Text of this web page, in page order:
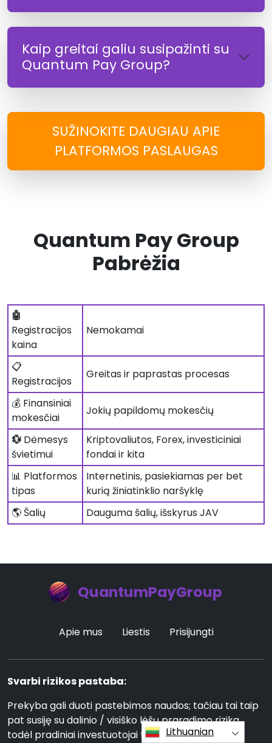
Kaip greitai galiu susipažinti su
Quantum Pay Group?
SUŽINOKITE DAUGIAU APIE
PLATFORMOS PASLAUGAS
Quantum Pay Group
Pabrėžia
🤖
Registracijos
kaina
Nemokamai
📋
Registracijos
Greitas ir paprastas procesas
💰 Finansiniai
mokesčiai
Jokių papildomų mokesčių
💱 Dėmesys
švietimui
Kriptovaliutos, Forex, investiciniai
fondai ir kita
📊 Platformos
tipas
Internetinis, pasiekiamas per bet
kurią žiniatinklio naršyklę
🌎 Šalių
Dauguma šalių, išskyrus JAV
QuantumPayGroup
Apie mus Liestis Prisijungti
Svarbi rizikos pastaba:
Prekyba gali duoti pastebimos naudos; tačiau tai taip
pat susiję su dalinio / visiško lėšų praradimo rizika,
todėl pradiniai investuotojai turėtų į tai atsižvelgti.
Lithuanian